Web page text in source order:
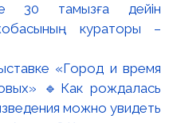
30 тамызға дейін
кураторы –